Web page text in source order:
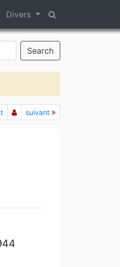
Divers
Search
suivant